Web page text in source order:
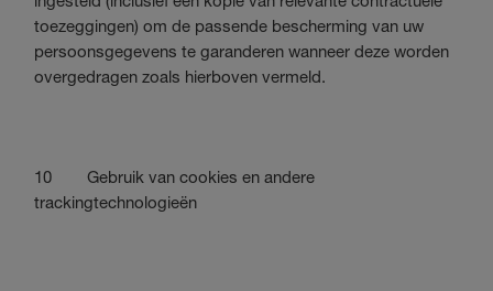
toezeggingen) om de passende bescherming van uw
persoonsgegevens te garanderen wanneer deze worden
overgedragen zoals hierboven vermeld.
10 Gebruik van cookies en andere
trackingtechnologieën